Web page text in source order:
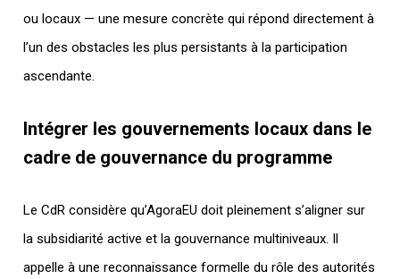
ou locaux — une mesure concrète qui répond directement à
l’un des obstacles les plus persistants à la participation
ascendante.
Intégrer les gouvernements locaux dans le
cadre de gouvernance du programme
Le CdR considère qu’AgoraEU doit pleinement s’aligner sur
la subsidiarité active et la gouvernance multiniveaux. Il
appelle à une reconnaissance formelle du rôle des autorités